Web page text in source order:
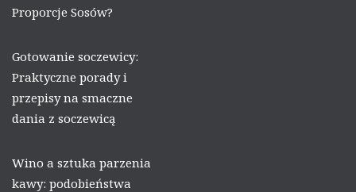
Proporcje Sosów?
Gotowanie soczewicy:
Praktyczne porady i
przepisy na smaczne
dania z soczewicą
Wino a sztuka parzenia
kawy: podobieństwa